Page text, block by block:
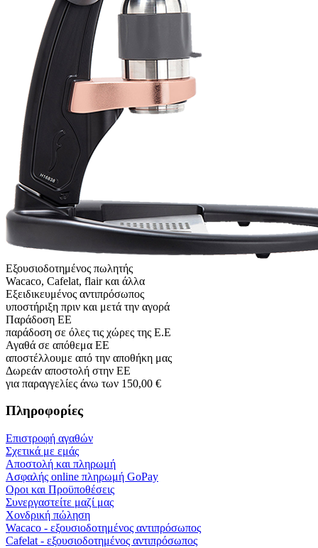
Εξουσιοδοτημένος πωλητής
Wacaco, Cafelat, flair και άλλα
Εξειδικευμένος αντιπρόσωπος
υποστήριξη πριν και μετά την αγορά
Παράδοση ΕΕ
παράδοση σε όλες τις χώρες της Ε.Ε
Αγαθά σε απόθεμα ΕΕ
αποστέλλουμε από την αποθήκη μας
Δωρεάν αποστολή στην ΕΕ
για παραγγελίες άνω των 150,00 €
Πληροφορίες
Επιστροφή αγαθών
Σχετικά με εμάς
Αποστολή και πληρωμή
Ασφαλής online πληρωμή GoPay
Οροι και Προϋποθέσεις
Συνεργαστείτε μαζί μας
Χονδρική πώληση
Wacaco - εξουσιοδοτημένος αντιπρόσωπος
Cafelat - εξουσιοδοτημένος αντιπρόσωπος